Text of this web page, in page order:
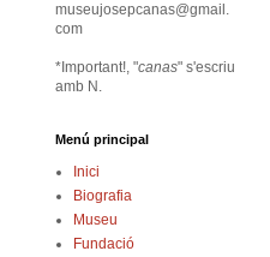
museujosepcanas@gmail.
com
*Important!, "canas" s'escriu
amb N.
Menú principal
Inici
Biografia
Museu
Fundació